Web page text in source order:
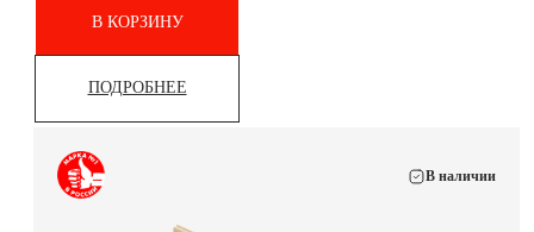
В КОРЗИНУ
ПОДРОБНЕЕ
В наличии